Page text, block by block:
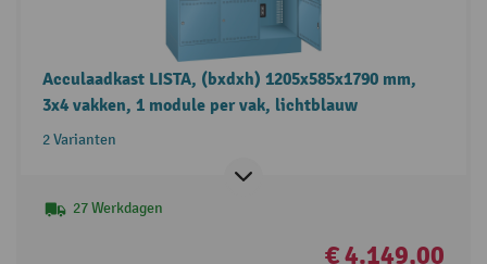
Acculaadkast LISTA, (bxdxh) 1205x585x1790 mm,
3x4 vakken, 1 module per vak, lichtblauw
2 Varianten
27 Werkdagen
€ 4.149,00